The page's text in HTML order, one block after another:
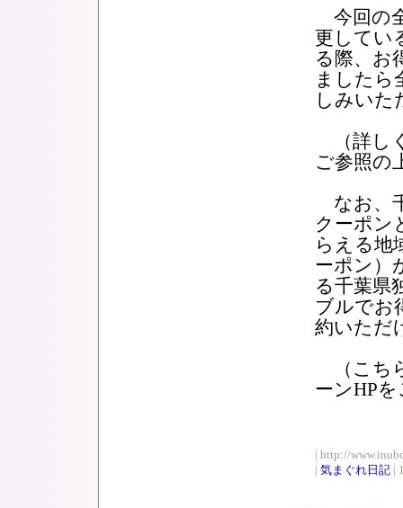
今回の
更してい
る際、お
ましたら
しみいた
（詳し
ご参照の
なお、
クーポン
らえる地
ーポン）
る千葉県
ブルでお
約いただ
（こち
ーンHP
| http://
| 気まぐれ日記 |